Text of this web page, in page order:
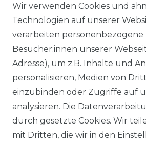
Versandkosten
1
Wir verwenden Cookies und
Technologien auf unserer
verarbeiten personenbezogene
Besucher:innen unserer
Adresse), um z.B. Inhalte und
personalisieren, Medien von
einzubinden oder Zugriffe auf
analysieren. Die
durch gesetzte Cookies. Wir
mit Dritten, die wir in den